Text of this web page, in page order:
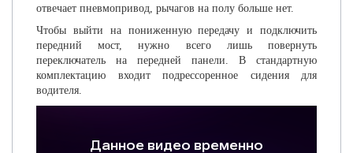
отвечает пневмопривод, рычагов на полу больше нет.
Чтобы выйти на пониженную передачу и подключить
передний мост, нужно всего лишь повернуть
переключатель на передней панели. В стандартную
комплектацию входит подрессоренное сидения для
водителя.